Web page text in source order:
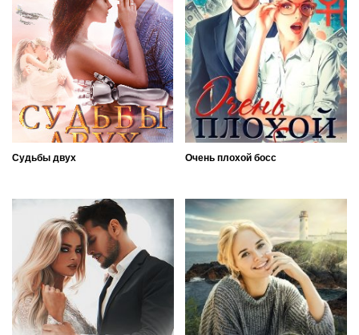
Судьбы двух Очень плохой босс